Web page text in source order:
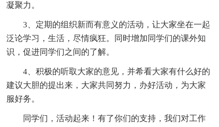
凝聚力。
3、定期的组织新而有意义的活动，让大家坐在一起
泛论学习，生活，尽情疯狂。同时增加同学们的课外知
识，促进同学们之间的了解。
4、积极的听取大家的意见，并希看大家有什么好的
建议大胆的提出来，大家共同努力，办好活动，为大家
服好务。
同学们，活动起来！有了你们的支持，我们对工作